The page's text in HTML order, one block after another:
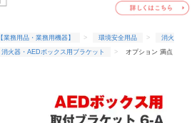
【業務用品・業務用機器】 環境安全用品
消火
消火器・AEDボックス用ブラケット
オプション 満点